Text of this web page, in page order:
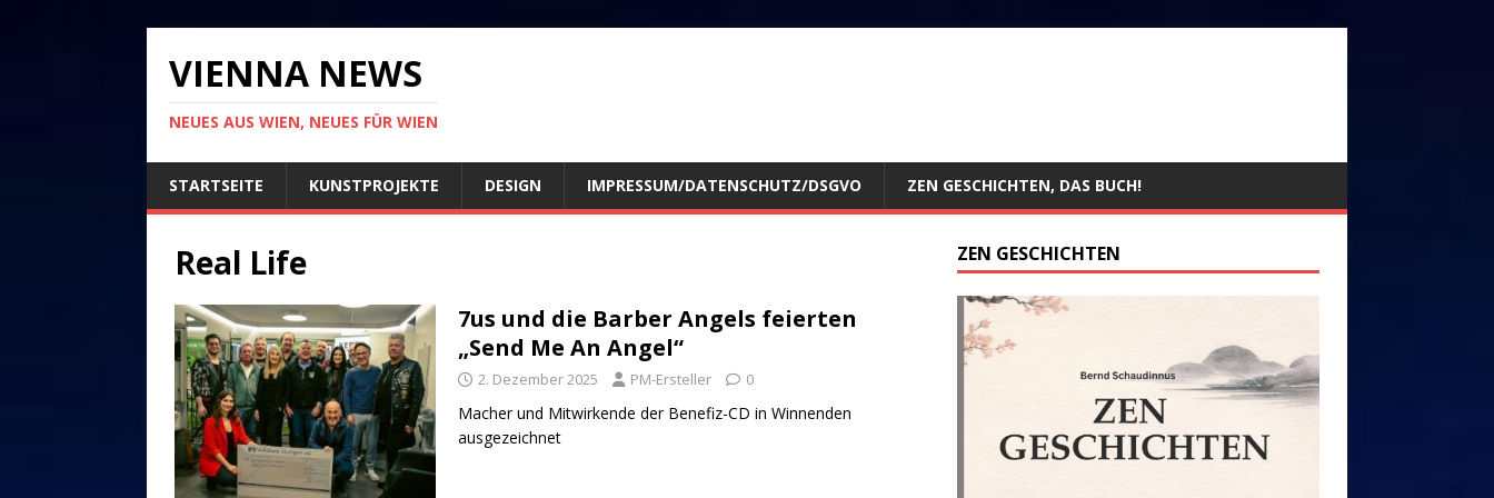
VIENNA NEWS
NEUES AUS WIEN, NEUES FÜR WIEN
STARTSEITE KUNSTPROJEKTE DESIGN IMPRESSUM/DATENSCHUTZ/DSGVO ZEN GESCHICHTEN, DAS BUCH!
Real Life
7us und die Barber Angels feierten
„Send Me An Angel“
2. Dezember 2025 PM-Ersteller 0
Macher und Mitwirkende der Benefiz-CD in Winnenden
ausgezeichnet
ZEN GESCHICHTEN